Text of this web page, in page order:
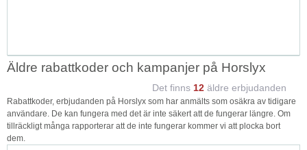
Äldre rabattkoder och kampanjer på Horslyx
Det finns 12 äldre erbjudanden
Rabattkoder, erbjudanden på Horslyx som har anmälts som osäkra av tidigare
användare. De kan fungera med det är inte säkert att de fungerar längre. Om
tillräckligt många rapporterar att de inte fungerar kommer vi att plocka bort
dem.